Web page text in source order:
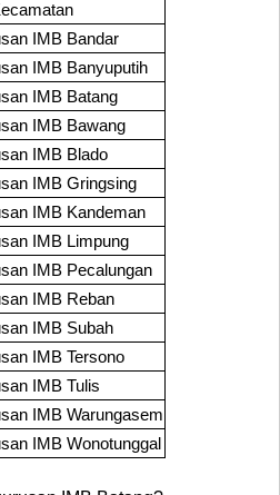
IMB Bandar
IMB Banyuputih
IMB Batang
IMB Bawang
IMB Blado
IMB Gringsing
IMB Kandeman
IMB Limpung
IMB Pecalungan
IMB Reban
IMB Subah
IMB Tersono
IMB Tulis
IMB Warungasem
IMB Wonotunggal